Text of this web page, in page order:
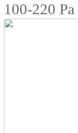
100-220 Pa